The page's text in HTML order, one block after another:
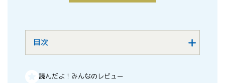
目次
読んだよ！みんなのレビュー